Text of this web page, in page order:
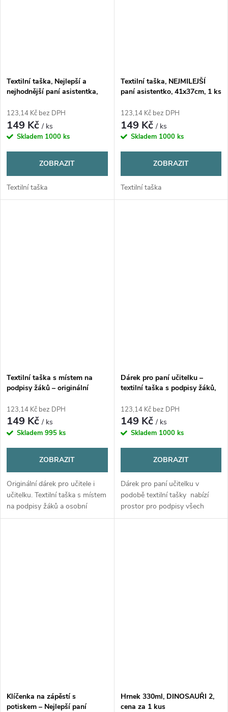
Textilní taška, Nejlepší a
nejhodnější paní asistentka,
123,14 Kč bez DPH
149 Kč/ ks
Skladem 1000 ks
ZOBRAZIT
Textilní taška
Textilní taška, NEJMILEJŠÍ
paní asistentko, 41x37cm, 1 ks
123,14 Kč bez DPH
149 Kč/ ks
Skladem 1000 ks
ZOBRAZIT
Textilní taška
Textilní taška s místem na
podpisy žáků – originální
učitelky
123,14 Kč bez DPH
149 Kč/ ks
Skladem 995 ks
ZOBRAZIT
Originální dárek pro učitele i
učitelku. Textilní taška s místem
na podpisy žáků a osobní
poděkování od celé třídy.
Dárek pro paní učitelku –
textilní taška s podpisy žáků,
123,14 Kč bez DPH
149 Kč/ ks
Skladem 1000 ks
ZOBRAZIT
Dárek pro paní učitelku v
podobě textilní tašky nabízí
prostor pro podpisy všech
žáků, což z něj dělá osobní
Klíčenka na zápěstí s
potiskem – Nejlepší paní
Hrnek 330ml, DINOSAUŘI 2,
cena za 1 kus